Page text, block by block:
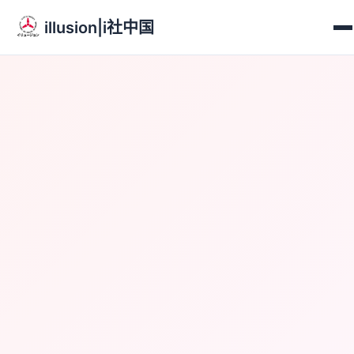
illusion|i社中国